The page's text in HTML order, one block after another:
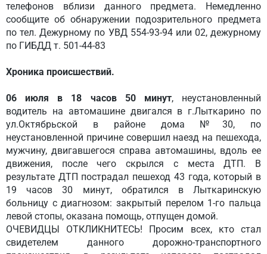
телефонов вблизи данного предмета. Немедленно
сообщите об обнаружении подозрительного предмета
по тел. Дежурному по УВД 554-93-94 или 02, дежурному
по ГИБДД т. 501-44-83
Хроника происшествий.
06 июля в 18 часов 50 минут, неустановленный
водитель на автомашине двигался в г.Лыткарино по
ул.Октябрьской в районе дома №30, по
неустановленной причине совершил наезд на пешехода,
мужчину, двигавшегося справа автомашины, вдоль ее
движения, после чего скрылся с места ДТП. В
результате ДТП пострадал пешеход 43 года, который в
19 часов 30 минут, обратился в Лыткаринскую
больницу с диагнозом: закрытый перелом 1-го пальца
левой стопы, оказана помощь, отпущен домой.
ОЧЕВИДЦЫ ОТКЛИКНИТЕСЬ! Просим всех, кто стал
свидетелем данного дорожно-транспортного